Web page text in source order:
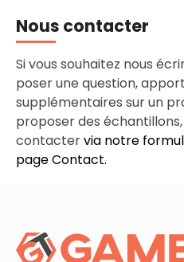
Nous contacter
Si vous souhaitez nous
poser une question,
supplémentaires sur un
proposer des échantillons,
contactervia notre
page Contact.